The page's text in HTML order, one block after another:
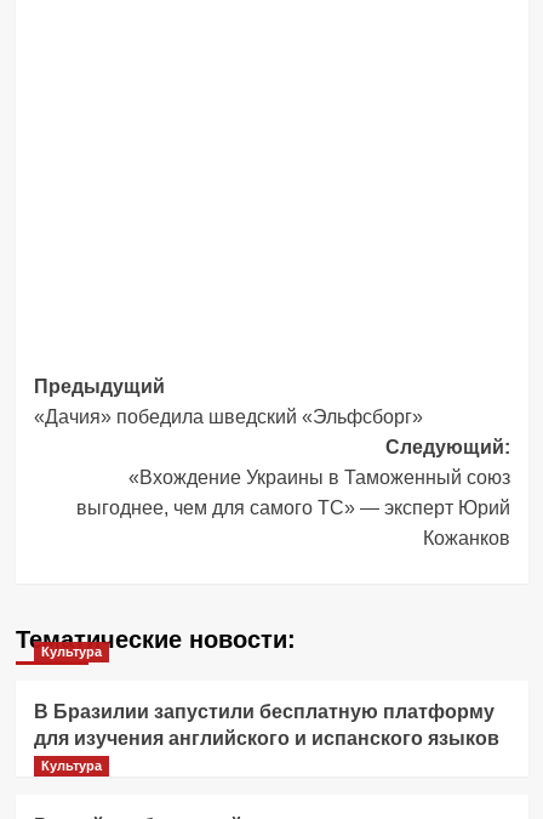
Навигация
записи
Предыдущий
«Дачия» победила шведский «Эльфсборг»
Следующий:
«Вхождение Украины в Таможенный союз
выгоднее, чем для самого ТС» — эксперт Юрий
Кожанков
Тематические новости:
Культура
В Бразилии запустили бесплатную платформу
для изучения английского и испанского языков
Культура